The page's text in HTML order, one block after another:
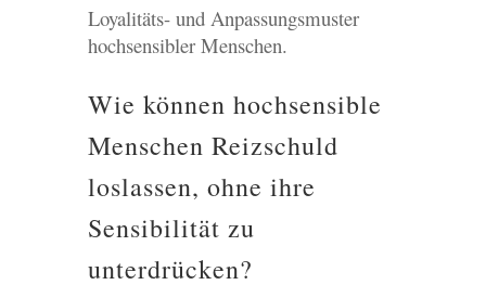
Loyalitäts- und Anpassungsmuster
hochsensibler Menschen.
Wie können hochsensible
Menschen Reizschuld
loslassen, ohne ihre
Sensibilität zu
unterdrücken?